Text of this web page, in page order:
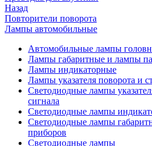
Назад
Повторители поворота
Лампы автомобильные
Автомобильные лампы
Лампы габаритные и лампы
Лампы индикаторные
Лампы указателя поворота и
Светодиодные лампы
сигнала
Светодиодные лампы
Светодиодные лампы
приборов
Светодиодные лампы